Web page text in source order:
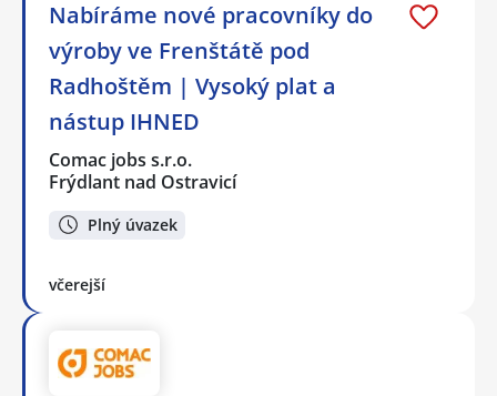
Nabíráme nové pracovníky do
výroby ve Frenštátě pod
Radhoštěm | Vysoký plat a
nástup IHNED
Comac jobs s.r.o.
Frýdlant nad Ostravicí
Plný úvazek
včerejší